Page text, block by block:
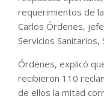
requerimientos de
Carlos Órdenes,
Servicios Sanitarios,
Órdenes, explicó
recibieron 110
de ellos la mitad